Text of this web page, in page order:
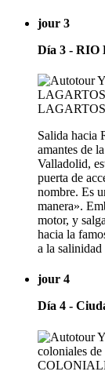
jour 3
Día 3 - RIO
Salida hacia
amantes de
Valladolid,
puerta de
nombre. Es
manera».
motor, y
hacia la
a la
jour 4
Día 4 -